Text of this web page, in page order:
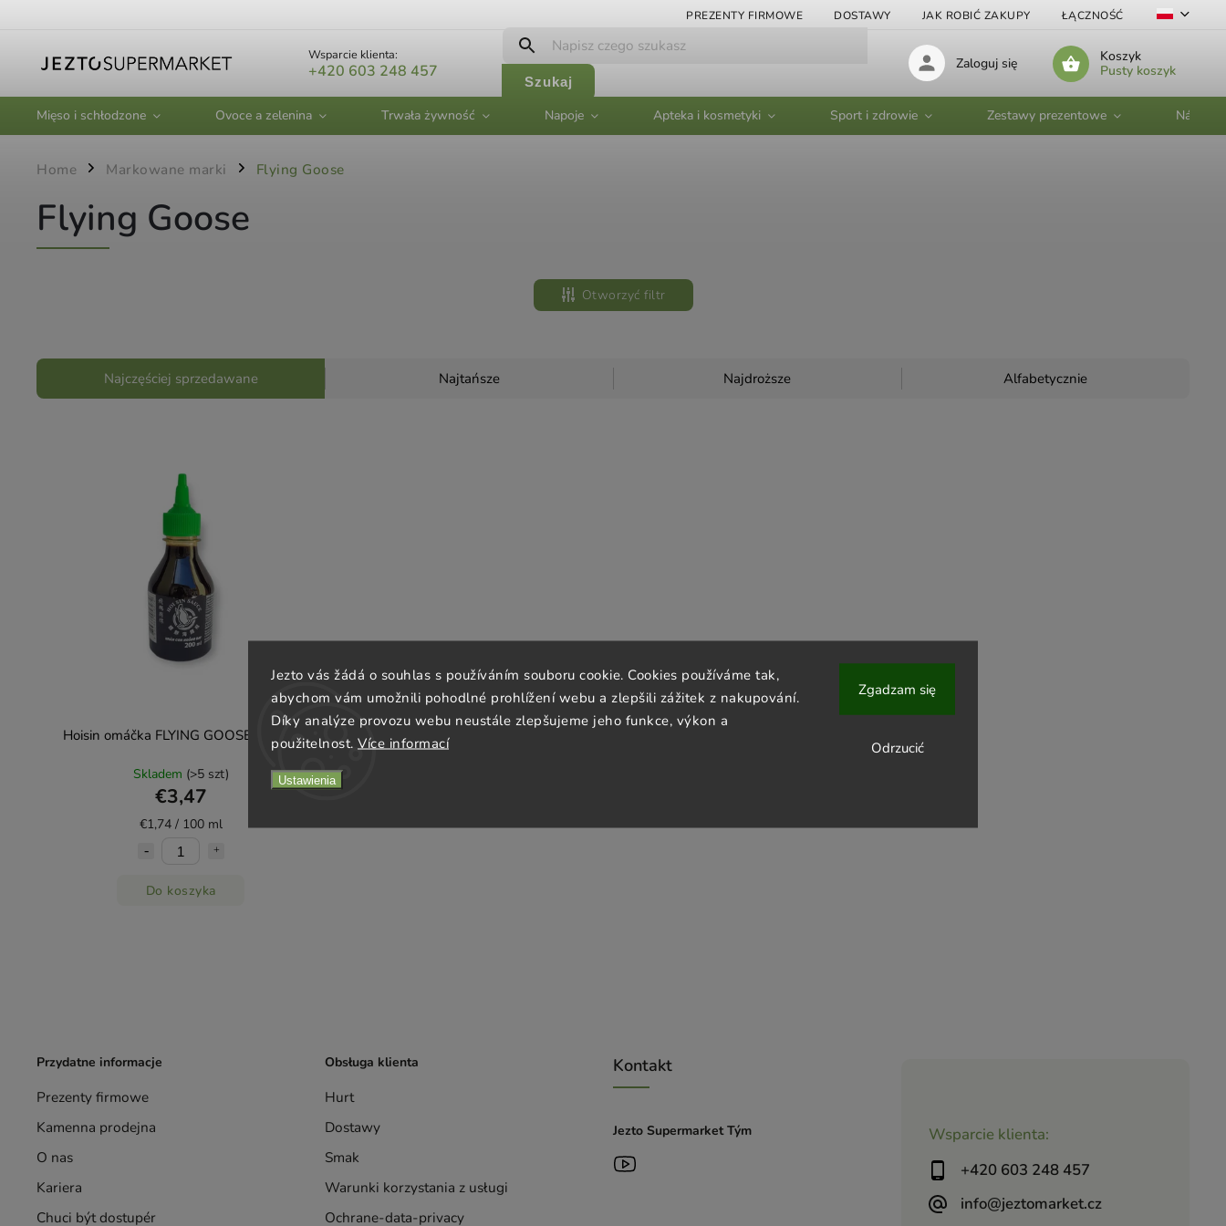
Jezto vás žádá o souhlas s používáním souboru cookie. Cookies používáme tak,
abychom vám umožnili pohodlné prohlížení webu a zlepšili zážitek z nakupování.
Díky analýze provozu webu neustále zlepšujeme jeho funkce, výkon a
použitelnost. Více informací
Ustawienia
Odrzucić
Zgadzam się
PREZENTY FIRMOWE DOSTAWY JAK ROBIĆ ZAKUPY ŁĄCZNOŚĆ
Wsparcie klienta:
+420 603 248 457
Szukaj
Koszyk
Pusty koszyk
Zaloguj się
Mięso i schłodzone Ovoce a zelenina Trwała żywność Napoje Apteka i kosmetyki Sport i zdrowie Zestawy prezentowe Nádobí
Home / Markowane marki / Flying Goose
Flying Goose
Otworzyć filtr
Najczęściej sprzedawane Najtańsze Najdroższe Alfabetycznie
Hoisin omáčka FLYING GOOSE 200 ml
Skladem (>5 szt)
€3,47
€1,74 / 100 ml
Do koszyka
Wsparcie klienta:
+420 603 248 457
info@jeztomarket.cz
Przydatne informacje
Prezenty firmowe
Kamenna prodejna
O nas
Kariera
Chuci být dostupér
Obsługa klienta
Hurt
Dostawy
Smak
Warunki korzystania z usługi
Ochrane-data-privacy
Kontakt
Jezto Supermarket Tým